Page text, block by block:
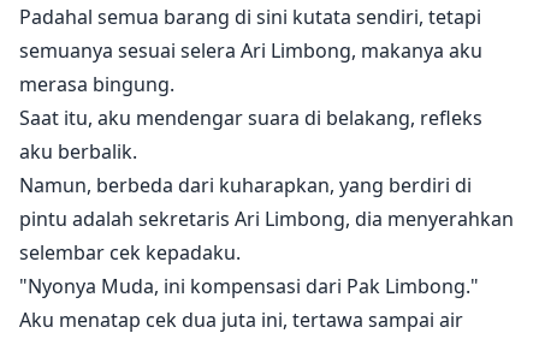
Padahal semua barang di sini kutata sendiri, tetapi
semuanya sesuai selera Ari Limbong, makanya aku
merasa bingung.
Saat itu, aku mendengar suara di belakang, refleks
aku berbalik.
Namun, berbeda dari kuharapkan, yang berdiri di
pintu adalah sekretaris Ari Limbong, dia menyerahkan
selembar cek kepadaku.
"Nyonya Muda, ini kompensasi dari Pak Limbong."
Aku menatap cek dua juta ini, tertawa sampai air